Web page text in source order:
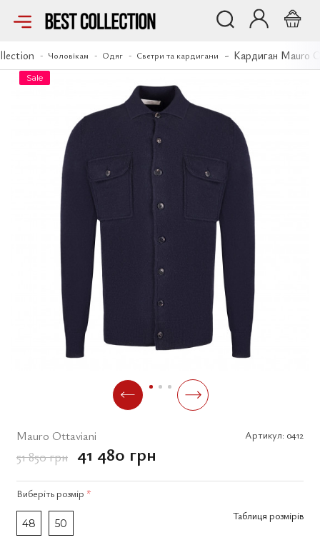
Чоловікам Одяг Светри та кардигани Кардиган Mauro
Кардиган Mauro Ottaviani
Sale
Mauro Ottaviani Артикул: 0412
51 850 грн 41 480 грн
Виберіть розмір *
48 50
Таблиця розмірів